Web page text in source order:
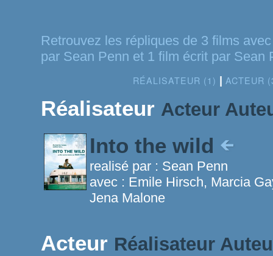
Retrouvez les répliques de 3 films
par Sean Penn et 1 film écrit par Sean
RÉALISATEUR (1) | ACTEUR
Réalisateur Acteur
Into the wild
realisé par : Sean Penn
avec : Emile Hirsch, Marcia
Jena Malone
Acteur Réalisateur